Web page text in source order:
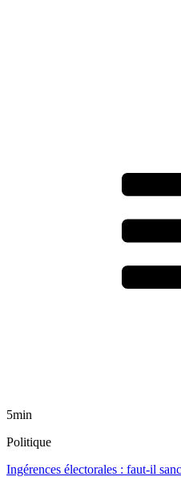
5min
Politique
Ingérences électorales : faut-il